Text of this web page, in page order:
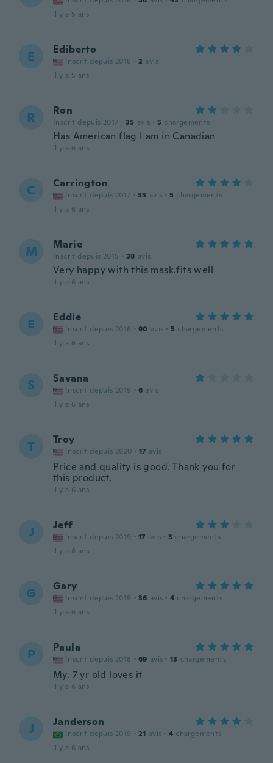
il y a 5 ans
E Ediberto
Inscrit depuis 2018 · 2 avis
il y a 5 ans
R Ron
Inscrit depuis 2017 · 35 avis · 5 chargements
Has American flag I am in Canadian
il y a 6 ans
C Carrington
Inscrit depuis 2017 · 35 avis · 5 chargements
il y a 6 ans
M Marie
Inscrit depuis 2015 · 38 avis
Very happy with this mask.fits well
il y a 6 ans
E Eddie
Inscrit depuis 2016 · 90 avis · 5 chargements
il y a 6 ans
S Savana
Inscrit depuis 2019 · 6 avis
il y a 6 ans
T Troy
Inscrit depuis 2020 · 17 avis
Price and quality is good. Thank you for
this product.
il y a 6 ans
J Jeff
Inscrit depuis 2019 · 17 avis · 3 chargements
il y a 6 ans
G Gary
Inscrit depuis 2019 · 36 avis · 4 chargements
il y a 6 ans
P Paula
Inscrit depuis 2018 · 69 avis · 13 chargements
My. 7 yr old loves it
il y a 6 ans
J Janderson
Inscrit depuis 2019 · 21 avis · 4 chargements
il y a 6 ans